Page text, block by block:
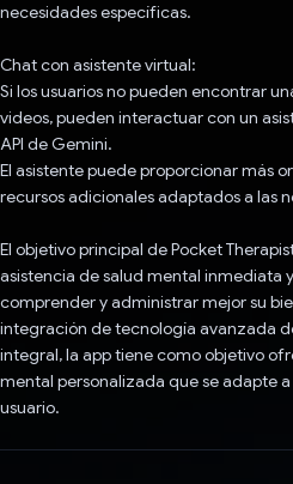
necesidades específicas.
Chat con asistente virtual:
Si los usuarios no pueden encontrar
videos, pueden interactuar con un
API de Gemini.
El asistente puede proporcionar más
recursos adicionales adaptados a las
El objetivo principal de Pocket
asistencia de salud mental inmediata
comprender y administrar mejor su
integración de tecnología avanzada
integral, la app tiene como objetivo
mental personalizada que se adapte
usuario.